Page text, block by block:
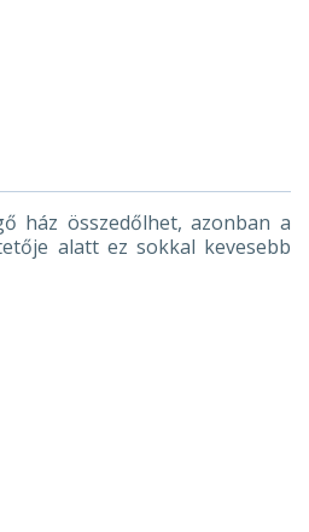
ház összedőlhet, azonban a
alatt ez sokkal kevesebb